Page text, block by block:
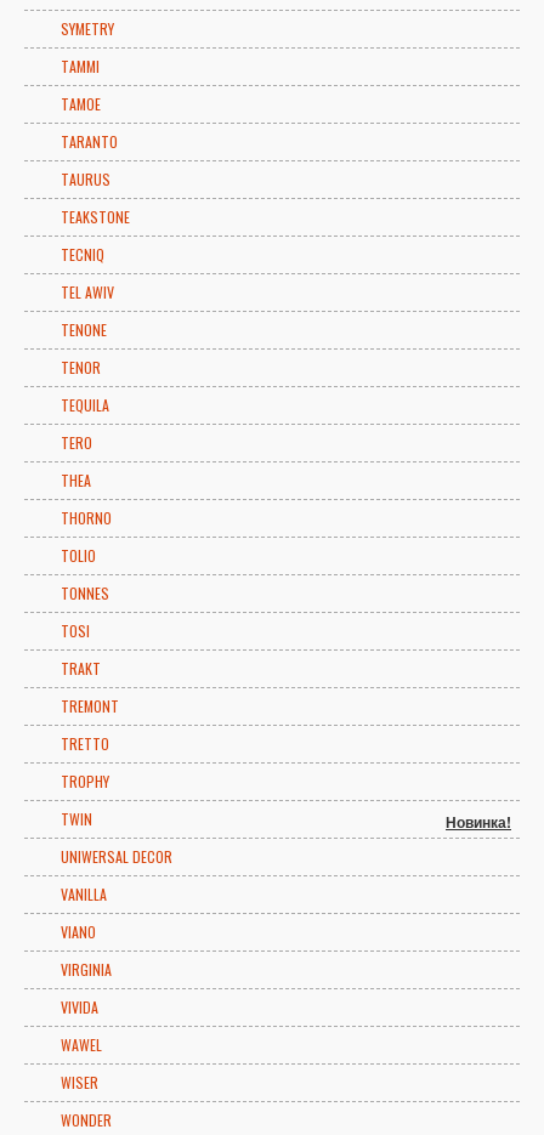
SYMETRY
TAMMI
TAMOE
TARANTO
TAURUS
TEAKSTONE
TECNIQ
TEL AWIV
TENONE
TENOR
TEQUILA
TERO
THEA
THORNO
TOLIO
TONNES
TOSI
TRAKT
TREMONT
TRETTO
TROPHY
TWIN
Новинка!
UNIWERSAL DECOR
VANILLA
VIANO
VIRGINIA
VIVIDA
WAWEL
WISER
WONDER